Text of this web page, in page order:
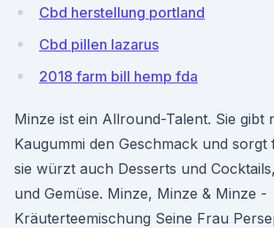
Cbd herstellung portland
Cbd pillen lazarus
2018 farm bill hemp fda
Minze ist ein Allround-Talent. Sie gibt
Kaugummi den Geschmack und
sie würzt auch Desserts und
und Gemüse. Minze, Minze & Minze -
Kräuterteemischung Seine Frau